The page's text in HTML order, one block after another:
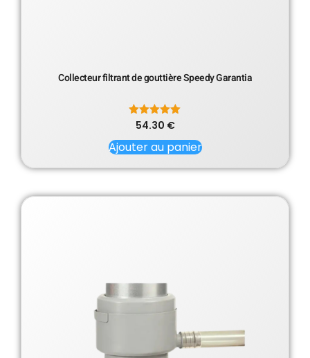
Collecteur filtrant de gouttière Speedy Garantia
Note
sur 5
54.30 €
Ajouter au panier